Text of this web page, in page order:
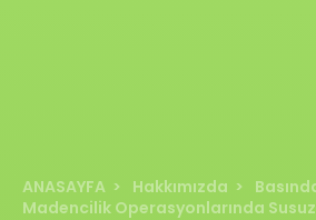
ANASAYFA Hakkımızda
Madencilik Operasyonlarında